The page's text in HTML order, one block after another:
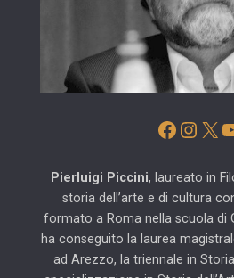
X
Pierluigi Piccini, laureato in
storia dell’arte e di cultura
formato a Roma nella scuola di
ha conseguito la laurea
ad Arezzo, la triennale in